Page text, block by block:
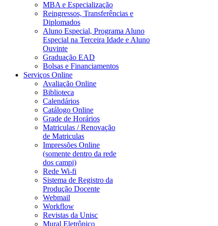
MBA e Especialização
Reingressos, Transferências e
Diplomados
Aluno Especial, Programa Aluno
Especial na Terceira Idade e Aluno
Ouvinte
Graduação EAD
Bolsas e Financiamentos
Serviços Online
Avaliação Online
Biblioteca
Calendários
Catálogo Online
Grade de Horários
Matriculas / Renovação
de Matriculas
Impressões Online
(somente dentro da rede
dos campi)
Rede Wi-fi
Sistema de Registro da
Produção Docente
Webmail
Workflow
Revistas da Unisc
Mural Eletrônico